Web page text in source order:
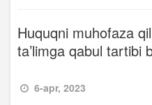
Huquqni muhofaza
ta’limga qabul tartibi
6-apr, 2023